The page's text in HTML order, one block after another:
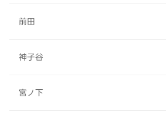
前田
神子谷
宮ノ下